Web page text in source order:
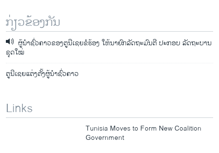
ກ່ຽວຂ້ອງກັນ
ຜູ້ນໍາຊົ່ວຄາວຂອງຕູນີເຊຍຂໍຮ້ອງ ໃຫ້ນາຍົກລັດຖະມົນຕີ ປະກອບ ລັດຖະບານ
ຊຸດໃໝ່
ຕູນີເຊຍແຕ່ງຕັ້ງຜູ້ນໍາຊົ່ວຄາວ
Links
Tunisia Moves to Form New Coalition
Government